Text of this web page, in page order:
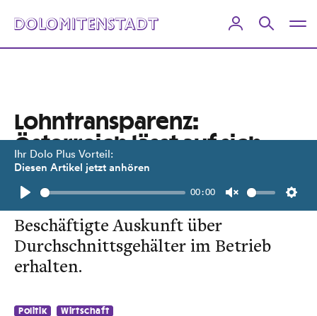
Ihr Dolo Plus Vorteil:
Diesen Artikel jetzt anhören
Play
00:00
Unmute
Lohntransparenz:
Österreich lässt auf sich
warten
Laut EU-Richtlinie müssten
Beschäftigte Auskunft über
Durchschnittsgehälter im Betrieb
erhalten.
Politik Wirtschaft